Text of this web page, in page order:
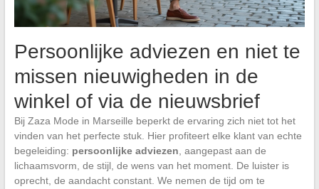
Persoonlijke adviezen en niet te
missen nieuwigheden in de
winkel of via de nieuwsbrief
Bij Zaza Mode in Marseille beperkt de ervaring zich niet tot het
vinden van het perfecte stuk. Hier profiteert elke klant van echte
begeleiding: persoonlijke adviezen , aangepast aan de
lichaamsvorm, de stijl, de wens van het moment. De luister is
oprecht, de aandacht constant. We nemen de tijd om te